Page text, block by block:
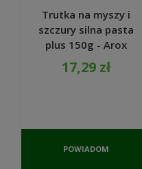
Trutka na myszy i
szczury silna pasta
plus 150g - Arox
17,29 zł
POWIADOM